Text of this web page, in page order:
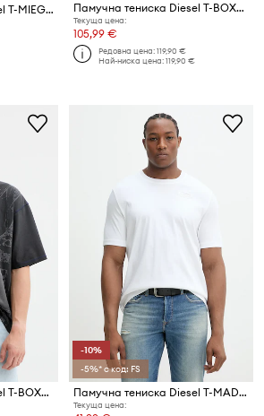
Памучна тениска Diesel T-MIEGOR-K77 Памучна тениска Diesel T-BOXT-T14
Текуща цена:
105,99 €
Редовна цена:119,90 €
Най-ниска цена:119,90 €
Памучна тениска Diesel T-BOXT-T13
-10%
-5%* с код: FS
Памучна тениска Diesel T-MADJUST-R2 T-SHIRT
Текуща цена: